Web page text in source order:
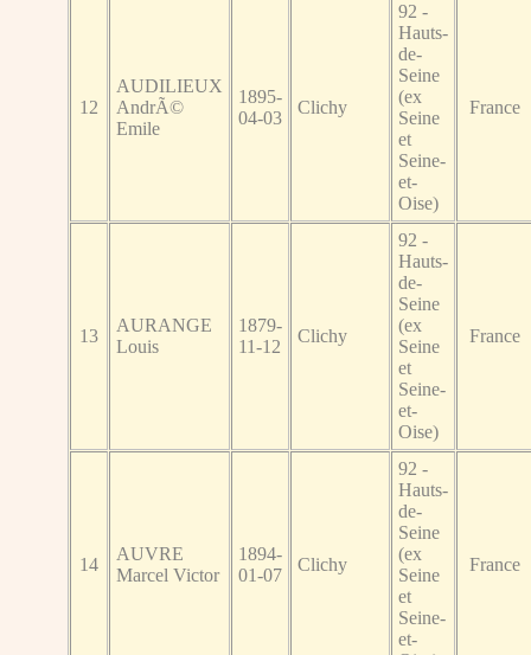
12
AUDILIEUX
AndrÃ©
Emile
1895-
04-03
Clichy
92 -
Hauts-
de-
Seine
(ex
Seine
et
Seine-
et-
Oise)
France
13
AURANGE
Louis
1879-
11-12
Clichy
92 -
Hauts-
de-
Seine
(ex
Seine
et
Seine-
et-
Oise)
France
14
AUVRE
Marcel Victor
1894-
01-07
Clichy
92 -
Hauts-
de-
Seine
(ex
Seine
et
Seine-
et-
France